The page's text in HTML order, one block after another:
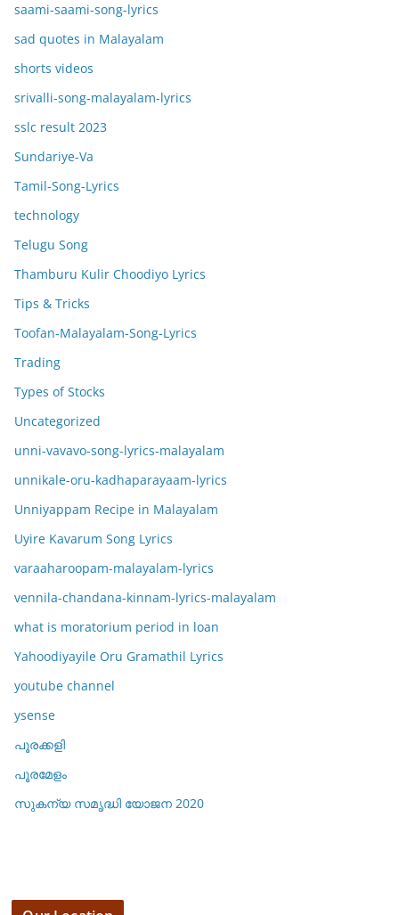
saami-saami-song-lyrics
sad quotes in Malayalam
shorts videos
srivalli-song-malayalam-lyrics
sslc result 2023
Sundariye-Va
Tamil-Song-Lyrics
technology
Telugu Song
Thamburu Kulir Choodiyo Lyrics
Tips & Tricks
Toofan-Malayalam-Song-Lyrics
Trading
Types of Stocks
Uncategorized
unni-vavavo-song-lyrics-malayalam
unnikale-oru-kadhaparayaam-lyrics
Unniyappam Recipe in Malayalam
Uyire Kavarum Song Lyrics
varaaharoopam-malayalam-lyrics
vennila-chandana-kinnam-lyrics-malayalam
what is moratorium period in loan
Yahoodiyayile Oru Gramathil Lyrics
youtube channel
ysense
പൂരക്കളി
പൂരമേളം
സുകന്യ സമൃദ്ധി യോജന 2020